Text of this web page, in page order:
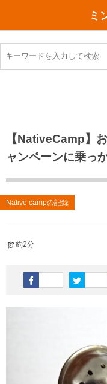
ミ
【NativeCamp】
ャンペーンに乗っ
Native campの記録
約2分
TOEIC感想・結果
TOEIC800点への道
TOEIC（作戦・ノウハウなど）
TOEIC700点への道
英単語
その他英語関連
今日買った本
ご朱印帳めぐり
川越（埼玉県）
沖縄
神戸
行ってきたあれこれ
旅行関連あれこれ
ファスティング
コスメ
ダイエット
健康あれこれ
美容あれこれ
食べ物
今日の一枚
月、星、宇宙